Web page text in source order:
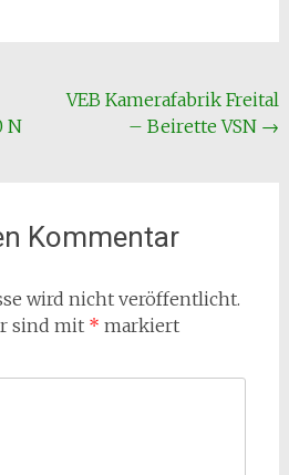
N
VEB Kamerafabrik Freital
– Beirette VSN →
Kommentar
wird nicht veröffentlicht.
sind mit * markiert